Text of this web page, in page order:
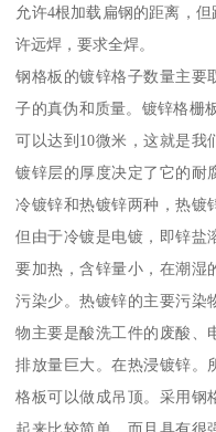
允许4根加载扁钢的距离，
许远焊，要求全焊。
钢格板的镀锌格子数量主要
子的真伪和质量。镀锌格栅
可以达到10微米，这就是我
镀锌层的厚度决定了它的耐
冷镀锌和热镀锌两种，热镀
但由于冷镀是电镀，即锌盐
要加热，含锌量小，在潮湿
污染少。热镀锌的主要污染
物主要是酸洗工件的废酸、
排放量巨大。在热浸镀锌。
格板可以做成吊顶。采用钢